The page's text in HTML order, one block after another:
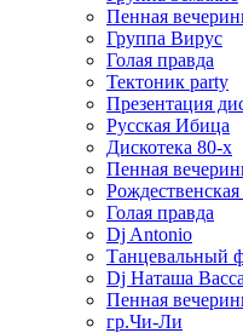
Пенная
Группа Вирус
Голая правда
Тектоник party
Презентация
Русская Ибица
Дискотека 80-х
Пенная
Голая правда
Dj Antonio
Танцевальный
Dj Наташа
Пенная
гр.Чи-Ли